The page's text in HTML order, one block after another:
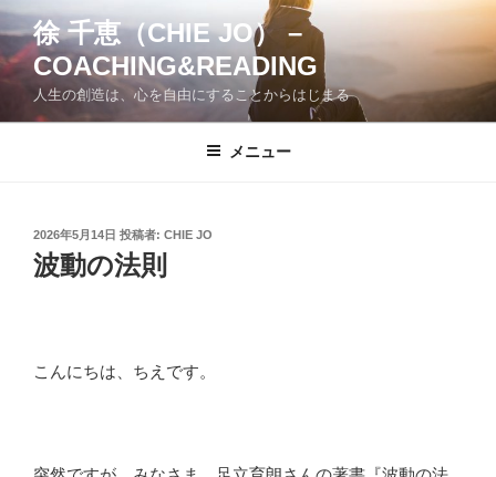
コ
ン
テ
ツ
徐 千恵（CHIE JO） –
COACHING&READING
人生の創造は、心を自由にすることからはじまる
メニュー
投
稿
日:
2026年5月14日 投稿者: CHIE JO
波動の法則
こんにちは、ちえです。